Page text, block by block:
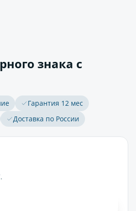
знака с
Гарантия 12 мес
Доставка по России